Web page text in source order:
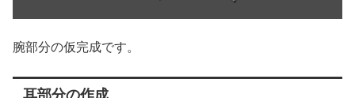
腕部分の仮完成です。
耳部分の作成